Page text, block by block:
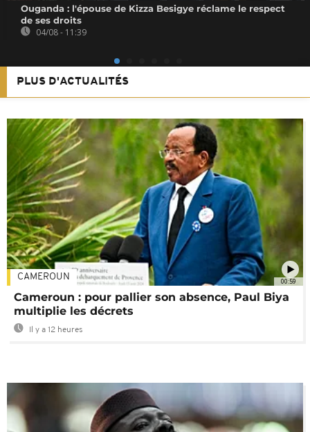
Ouganda : l'épouse de Kizza Besigye réclame le respect
de ses droits
04/08 - 11:39
PLUS D'ACTUALITÉS
00:59
CAMEROUN
Cameroun : pour pallier son absence, Paul Biya
multiplie les décrets
Il y a 12 heures